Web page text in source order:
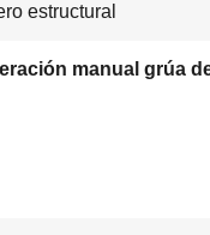
estructural